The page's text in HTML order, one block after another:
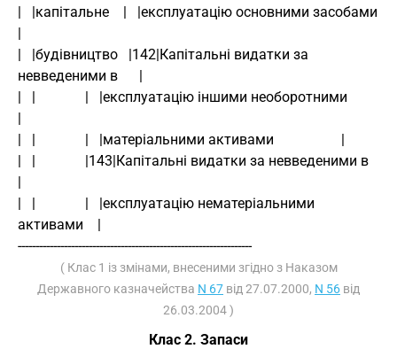
|   |капітальне    |   |експлуатацію основними засобами
|
|   |будівництво   |142|Капітальні видатки за
невведеними в      |
|   |              |   |експлуатацію іншими необоротними
|
|   |              |   |матеріальними активами                   |
|   |              |143|Капітальні видатки за невведеними в
|
|   |              |   |експлуатацію нематеріальними
активами    |
------------------------------------------------------------------
( Клас 1 із змінами, внесеними згідно з Наказом
Державного казначейства N 67 від 27.07.2000, N 56 від
26.03.2004 )
Клас 2. Запаси